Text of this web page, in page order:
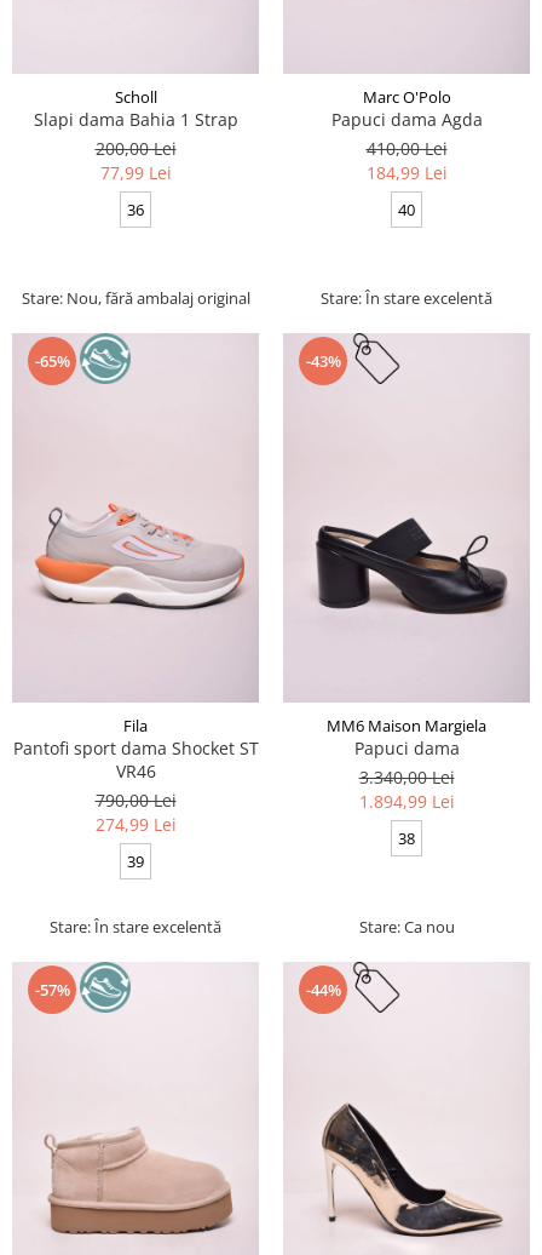
Scholl
Slapi dama Bahia 1 Strap
200,00 Lei
77,99 Lei
36
Stare: Nou, fără ambalaj original
Marc O'Polo
Papuci dama Agda
410,00 Lei
184,99 Lei
40
Stare: În stare excelentă
-65%
Fila
Pantofi sport dama Shocket ST
VR46
790,00 Lei
274,99 Lei
39
Stare: În stare excelentă
-43%
MM6 Maison Margiela
Papuci dama
3.340,00 Lei
1.894,99 Lei
38
Stare: Ca nou
-57% -44%